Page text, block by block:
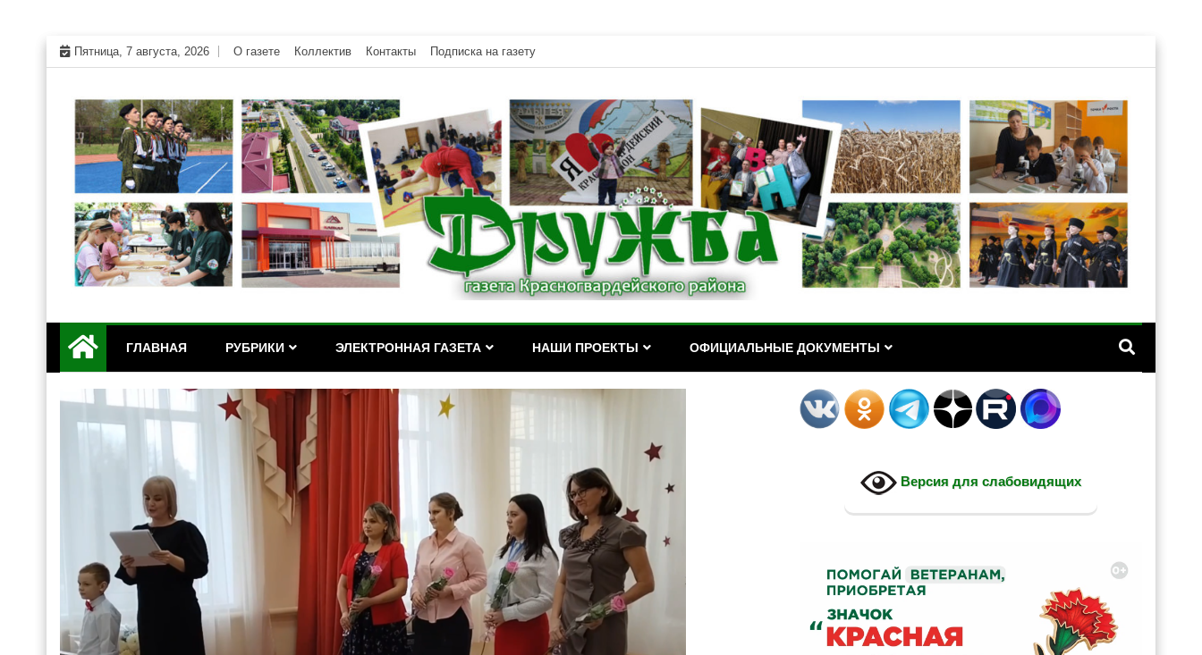
Skip
to
content
Пятница, 7 августа, 2026 О газете Коллектив Контакты Подписка на газету
"Дружба" — газета Красногвардейского района РА
ГЛАВНАЯ РУБРИКИ ЭЛЕКТРОННАЯ ГАЗЕТА НАШИ ПРОЕКТЫ ОФИЦИАЛЬНЫЕ ДОКУМЕНТЫ
Версия для слабовидящих